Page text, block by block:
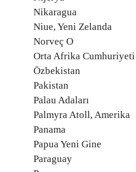
Nikaragua
Niue, Yeni Zelanda
Norveç O
Orta Afrika Cumhuriyeti
Özbekistan
Pakistan
Palau Adaları
Palmyra Atoll, Amerika
Panama
Papua Yeni Gine
Paraguay